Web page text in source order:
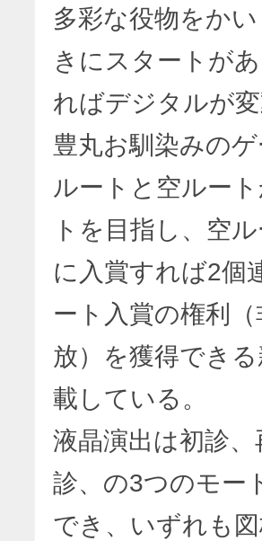
多彩な役物をか
きにスタートが
ればデジタルが
豊丸お馴染みの
ルートと空ルー
トを目指し、空
に入賞すれば2個
ート入賞の権利
放）を獲得でき
載している。
液晶演出は初診、
診、の3つのモー
でき、いずれも